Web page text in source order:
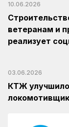
10.06.2026
ветеранам и
реализует
03.06.2026
КТЖ